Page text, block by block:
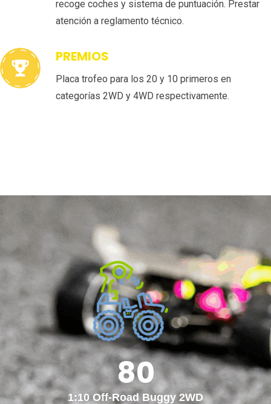
recoge coches y sistema de puntuación. Prestar
atención a reglamento técnico.
PREMIOS
Placa trofeo para los 20 y 10 primeros en
categorías 2WD y 4WD respectivamente.
80
1:10 Off-Road Buggy 2WD